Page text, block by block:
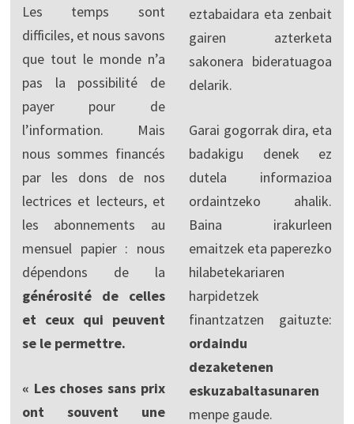
Les temps sont
difficiles, et nous savons
que tout le monde n’a
pas la possibilité de
payer pour de
l’information. Mais
nous sommes financés
par les dons de nos
lectrices et lecteurs, et
les abonnements au
mensuel papier : nous
dépendons de la
générosité de celles
et ceux qui peuvent
se le permettre.
« Les choses sans prix
ont souvent une
eztabaidara eta zenbait
gairen azterketa
sakonera bideratuagoa
delarik.
Garai gogorrak dira, eta
badakigu denek ez
dutela informazioa
ordaintzeko ahalik.
Baina irakurleen
emaitzek eta paperezko
hilabetekariaren
harpidetzek
finantzatzen gaituzte:
ordaindu
dezaketenen
eskuzabaltasunaren
menpe gaude.